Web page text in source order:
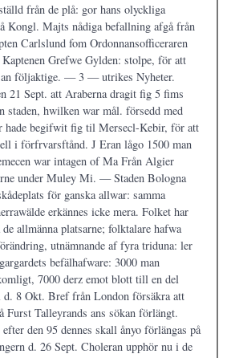
från de plå: gor hans olyckliga
Kongl. Majts nådiga befallning afgå från
Carlslund fom Ordonnansofficeraren
Grefwe Gylden: stolpe, för att
följaktige. — 3 — utrikes Nyheter.
21 Sept. att Araberna dragit fig 5 fims
staden, hwilken war mål. försedd med
hade begifwit fig til Mersecl-Kebir, för att
i förfrvarsftånd. J Eran lågo 1500 man
war intagen of Ma Från Algier
under Muley Mi. — Staden Bologna
för ganska allwar: samma
erkännes icke mera. Folket har
allmänna platsarne; folktalare hafwa
utnämnande af fyra triduna: ler
befälhafware: 3000 man
7000 derz emot blott till en del
d. 8 Okt. Bref från London försäkra att
Talleyrands ans sökan förlängt.
den 95 dennes skall ånyo förlängas på
d. 26 Sept. Choleran upphör nu i de